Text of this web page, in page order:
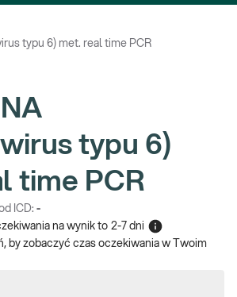
typu 6) met. real time PCR
typu 6)
time PCR
ICD: -
na wynik to 2-7 dni
by zobaczyć czas oczekiwania w Twoim